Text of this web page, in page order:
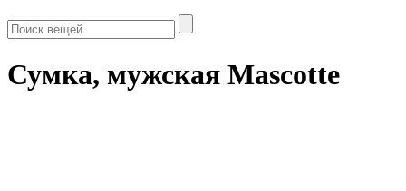
Сумка, мужская Mascotte